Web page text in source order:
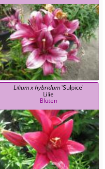
Lilium x hybridum'Sulpice'
Lilie
Blüten